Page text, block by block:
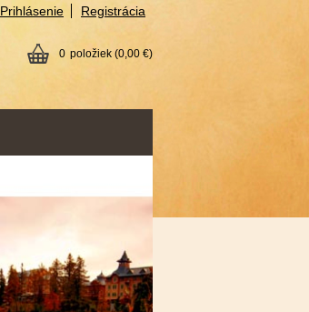
Prihlásenie Registrácia
0 položiek (0,00 €)